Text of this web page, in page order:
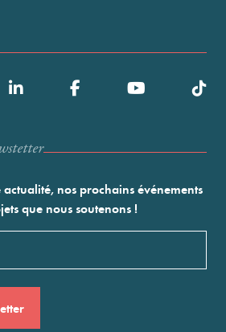
nos prochains événements
que nous soutenons !